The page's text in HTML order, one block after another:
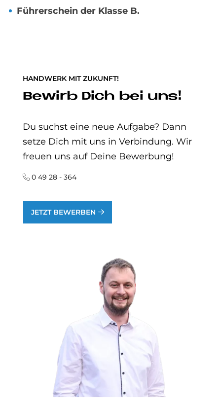
Führerschein der Klasse B.
HANDWERK MIT ZUKUNFT!
Be­wirb Dich bei uns!
Du suchst eine neue Aufgabe? Dann
setze Dich mit uns in Verbindung. Wir
freuen uns auf Deine Bewerbung!
0 49 28 - 364
JETZT BEWERBEN